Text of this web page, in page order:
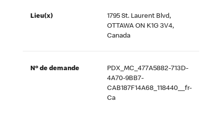
Lieu(x)
1795 St. Laurent Blvd,
OTTAWA ON K1G 3V4,
Canada
Nº de demande
PDX_MC_477A5882-713D-
4A70-9BB7-
CAB187F14A68_118440__fr-
Ca